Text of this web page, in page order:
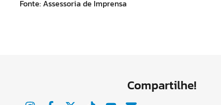
Fonte: Assessoria de Imprensa
Compartilhe!